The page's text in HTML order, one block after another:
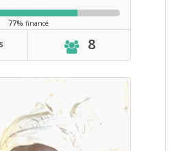
77% financé
8